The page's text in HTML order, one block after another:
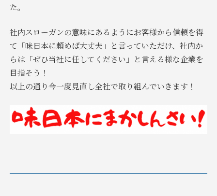
た。
社内スローガンの意味にあるようにお客様から信頼を得
て「味日本に頼めば大丈夫」と言っていただけ、社内か
らは「ぜひ当社に任してください」と言える様な企業を
目指そう！
以上の通り今一度見直し全社で取り組んでいきます！